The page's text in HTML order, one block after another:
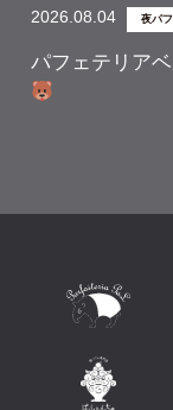
2026.08.04 夜パ
パフェテリア